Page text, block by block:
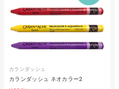
カランダッシュ
カランダッシュ ネオカラー2